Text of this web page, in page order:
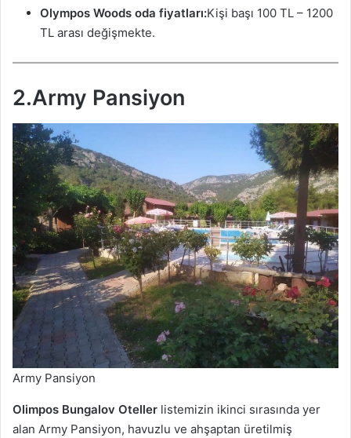
Olympos Woods oda fiyatları:Kişi başı 100 TL – 1200
TL arası değişmekte.
2.Army Pansiyon
Army Pansiyon
Olimpos Bungalov Oteller listemizin ikinci sırasında yer
alan Army Pansiyon, havuzlu ve ahşaptan üretilmiş